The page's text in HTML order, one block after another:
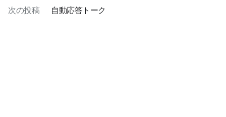
次の投稿
自動応答トーク